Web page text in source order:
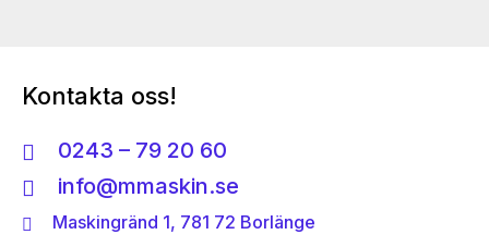
Kontakta oss!
0243 – 79 20 60
info@mmaskin.se
Maskingränd 1, 781 72 Borlänge